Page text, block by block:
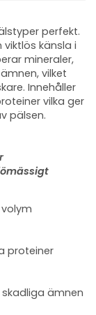
perfekt.
känsla i
mineraler,
vilket
Innehåller
vilka ger
pälsen.
proteiner
ämnen